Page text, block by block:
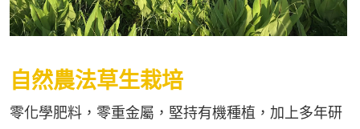
自然農法草生栽培
零化學肥料，零重金屬，堅持有機種植，加上多年研